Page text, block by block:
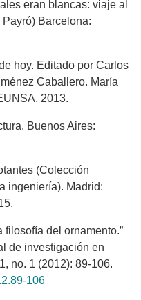
eran blancas: viaje al
Barcelona:
hoy. Editado por Carlos
Caballero. María
2013.
Buenos Aires:
(Colección
ingeniería). Madrid:
filosofía del ornamento.”
de investigación en
no. 1 (2012): 89-106.
106